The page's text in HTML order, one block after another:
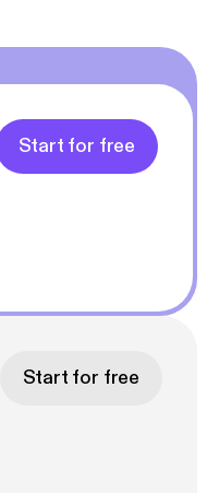
Start for free
Start for free